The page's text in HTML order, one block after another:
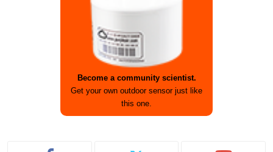
Become a community scientist.
Get your own outdoor sensor just like
this one.